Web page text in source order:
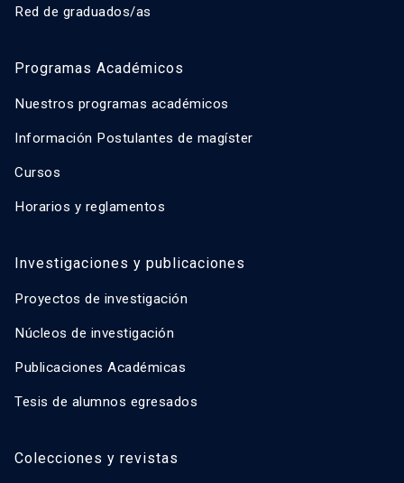
Red de graduados/as
Programas Académicos
Nuestros programas académicos
Información Postulantes de magíster
Cursos
Horarios y reglamentos
Investigaciones y publicaciones
Proyectos de investigación
Núcleos de investigación
Publicaciones Académicas
Tesis de alumnos egresados
Colecciones y revistas